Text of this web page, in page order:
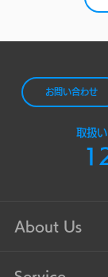
お問い合わせ
取扱
About Us